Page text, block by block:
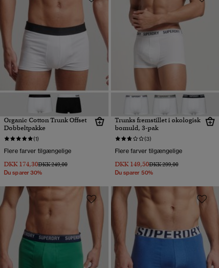
Organic Cotton Trunk Offset
Dobbeltpakke
(1)
Flere farver tilgængelige
DKK 174,30Pris nedsat fra
DKK 249,00til
Du sparer 30%
Trunks fremstillet i økologisk
bomuld, 3-pak
(3)
Flere farver tilgængelige
DKK 149,50Pris nedsat fra
DKK 299,00til
Du sparer 50%